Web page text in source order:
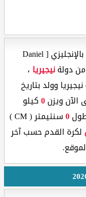
دانييل جيبولا وإسمه الكامل الحقيقي بالإنجليزي [ Daniel
نيجيريا ،
وولد بتاريخ
ويزن0كيلو
0
سنتيمتر ( CM )
لكرة القدم حسب آخر